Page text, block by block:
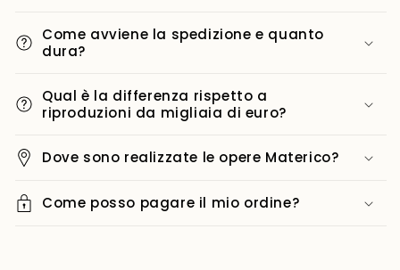
Come avviene la spedizione e quanto
dura?
Qual è la differenza rispetto a
riproduzioni da migliaia di euro?
Dove sono realizzate le opere Materico?
Come posso pagare il mio ordine?